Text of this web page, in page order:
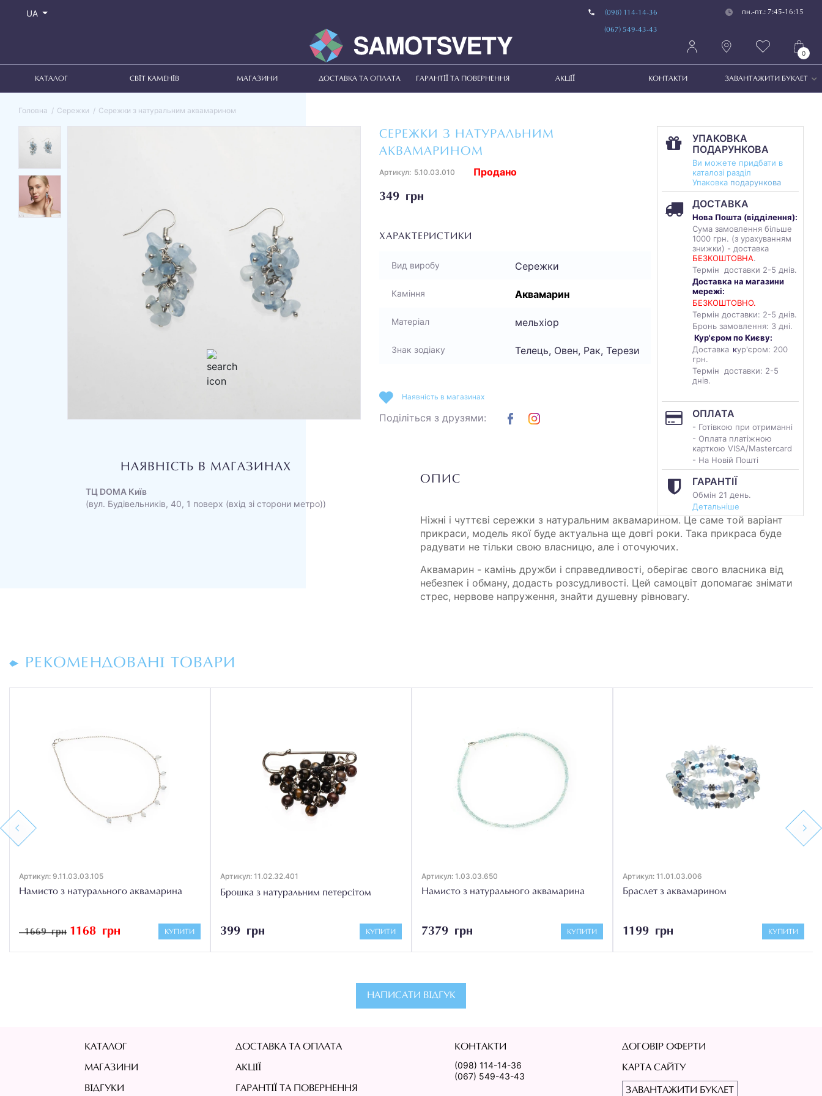
UA (098) 114-14-36
(067) 549-43-43
пн.-пт.: 7:45-16:15
0
КАТАЛОГ СВІТ КАМЕНІВ МАГАЗИНИ ДОСТАВКА ТА ОПЛАТА ГАРАНТІЇ ТА ПОВЕРНЕННЯ АКЦІЇ КОНТАКТИ ЗАВАНТАЖИТИ БУКЛЕТ
Головна Сережки Сережки з натуральним аквамарином
СЕРЕЖКИ З НАТУРАЛЬНИМ
АКВАМАРИНОМ
Артикул: 5.10.03.010
349 грн
Продано
ХАРАКТЕРИСТИКИ
Вид виробу Сережки
Каміння Аквамарин
Матеріал мельхіор
Знак зодіаку Телець, Овен, Рак, Терези
УПАКОВКА
ПОДАРУНКОВА
Ви можете придбати в
каталозі разділ
Упаковка подарункова
ДОСТАВКА
Нова Пошта (відділення):
Сума замовлення більше
1000 грн. (з урахуванням
знижки) - доставка
БЕЗКОШТОВНА.
Термін доставки 2-5 днів.
Доставка на магазини
мережі:
БЕЗКОШТОВНО.
Термін доставки: 2-5 днів.
Бронь замовлення: 3 дні.
Кур'єром по Києву:
Доставка кур'єром: 200
грн.
Термін доставки: 2-5
днів.
ОПЛАТА
- Готівкою при отриманні
- Оплата платіжною
карткою VISA/Mastercard
- На Новій Пошті
ГАРАНТІЇ
Обмін 21 день.
Детальніше
Наявність в магазинах
Поділіться з друзями:
НАЯВНІСТЬ В МАГАЗИНАХ
ТЦ DOMA Київ
(вул. Будівельників, 40, 1 поверх (вхід зі сторони метро))
ОПИС
Ніжні і чуттєві сережки з натуральним аквамарином. Це саме той варіант
прикраси, модель якої буде актуальна ще довгі роки. Така прикраса буде
радувати не тільки свою власницю, але і оточуючих.
Аквамарин - камінь дружби і справедливості, оберігає свого власника від
небезпек і обману, додасть розсудливості. Цей самоцвіт допомагає знімати
стрес, нервове напруження, знайти душевну рівновагу.
РЕКОМЕНДОВАНІ ТОВАРИ
Previous
Артикул: 9.11.03.03.105
Намисто з натурального аквамарина
1669 грн 1168 грн КУПИТИ
Артикул: 11.02.32.401
Брошка з натуральним петерсітом
399 грн КУПИТИ
Артикул: 1.03.03.650
Намисто з натурального аквамарина
7379 грн КУПИТИ
Артикул: 11.01.03.006
Браслет з аквамарином
1199 грн КУПИТИ
Next
НАПИСАТИ ВІДГУК
КАТАЛОГ
МАГАЗИНИ
ВІДГУКИ
ДОСТАВКА ТА ОПЛАТА
АКЦІЇ
ГАРАНТІЇ ТА ПОВЕРНЕННЯ
КОНТАКТИ
(098) 114-14-36
(067) 549-43-43
ДОГОВІР ОФЕРТИ
КАРТА САЙТУ
ЗАВАНТАЖИТИ БУКЛЕТ